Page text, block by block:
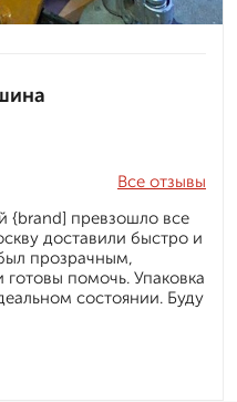
Все отзывы
{brand] превзошло все
доставили быстро и
прозрачным,
готовы помочь. Упаковка
состоянии. Буду